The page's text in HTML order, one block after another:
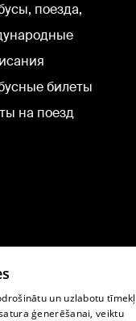
поезда,
билеты
на поезд
un uzlabotu
ģenerēšanai, veiktu